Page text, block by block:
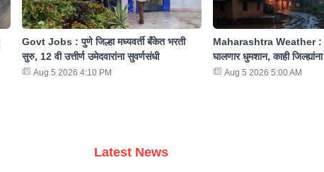
Govt Jobs : पुणे जिल्हा मध्यवर्ती बँकेत भरती
सुरु, 12 वी उत्तीर्ण उमेदवारांना सुवर्णसंधी
Aug 5 2026 4:10 PM
Maharashtra Weather :
घालणार धुमशान, काही
Aug 5 2026 5:00 AM
Latest News